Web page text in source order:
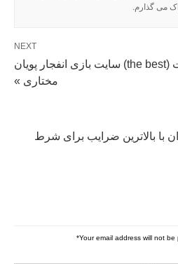
می گذارم.
NEXT
معرفی سایت د بست (the best) سایت بازی انفجار پویان
مختاری »
با بالاترین ضرایب برای شرط
Your email address will not be
*